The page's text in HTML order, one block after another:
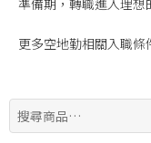
準備期，轉職進入理想
更多空地勤相關入職條
搜
尋: